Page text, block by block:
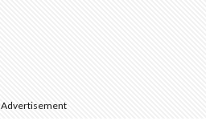
Advertisement